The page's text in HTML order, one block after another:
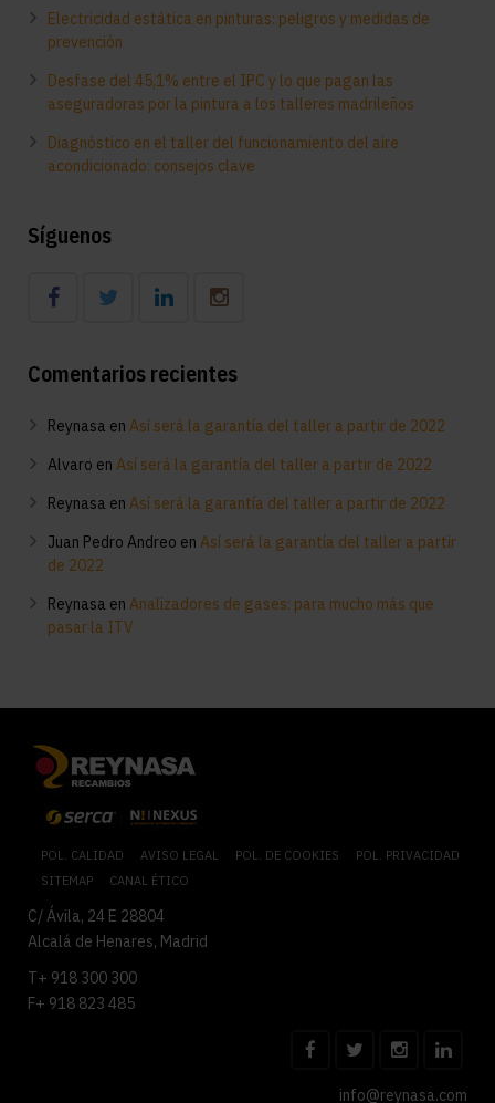
Electricidad estática en pinturas: peligros y medidas de
prevención
Desfase del 45,1% entre el IPC y lo que pagan las
aseguradoras por la pintura a los talleres madrileños
Diagnóstico en el taller del funcionamiento del aire
acondicionado: consejos clave
Síguenos
Comentarios recientes
Reynasa en Así será la garantía del taller a partir de 2022
Alvaro en Así será la garantía del taller a partir de 2022
Reynasa en Así será la garantía del taller a partir de 2022
Juan Pedro Andreo en Así será la garantía del taller a partir
de 2022
Reynasa en Analizadores de gases: para mucho más que
pasar la ITV
POL. CALIDAD AVISO LEGAL POL. DE COOKIES
POL. PRIVACIDAD
SITEMAP
CANAL ÉTICO
C/ Ávila, 24 E 28804
Alcalá de Henares, Madrid
T+ 918 300 300
F+ 918 823 485
info@reynasa.com